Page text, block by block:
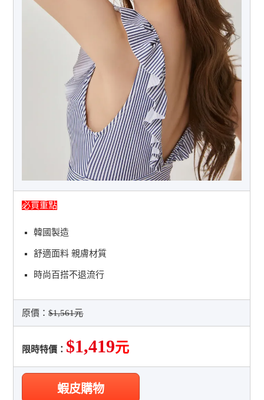
必買重點
韓國製造
舒適面料 親膚材質
時尚百搭不退流行
原價：$1,561元
限時特價： $1,419元
蝦皮購物